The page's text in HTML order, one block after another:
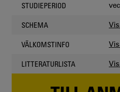
STUDIEPERIOD
SCHEMA
VÄLKOMSTINFO
LITTERATURLISTA